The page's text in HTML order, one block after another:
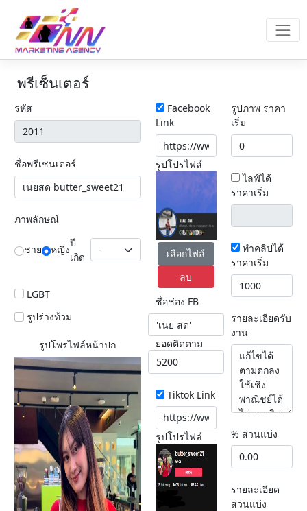
พรีเซ็นเตอร์
รหัส
ชื่อพรีเซนเตอร์
ภาพลักษณ์
ชาย หญิง
ปี
เกิด
LGBT
รูปร่างท้วม
รูปโพรไฟล์หน้าปก
Facebook
Link
รูปโปรไฟล์
เลือกไฟล์
ลบ
ชื่อช่อง FB
ยอดติดตาม
Tiktok Link
รูปโปรไฟล์
รูปภาพ ราคา
เริ่ม
ไลฟ์ได้
ราคาเริ่ม
ทำคลิปได้
ราคาเริ่ม
รายละเอียดรับ
งาน
% ส่วนแบ่ง
รายละเอียด
ส่วนแบ่ง